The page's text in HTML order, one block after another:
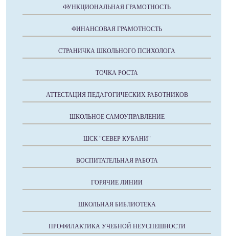
ФУНКЦИОНАЛЬНАЯ ГРАМОТНОСТЬ
ФИНАНСОВАЯ ГРАМОТНОСТЬ
СТРАНИЧКА ШКОЛЬНОГО ПСИХОЛОГА
ТОЧКА РОСТА
АТТЕСТАЦИЯ ПЕДАГОГИЧЕСКИХ РАБОТНИКОВ
ШКОЛЬНОЕ САМОУПРАВЛЕНИЕ
ШСК "СЕВЕР КУБАНИ"
ВОСПИТАТЕЛЬНАЯ РАБОТА
ГОРЯЧИЕ ЛИНИИ
ШКОЛЬНАЯ БИБЛИОТЕКА
ПРОФИЛАКТИКА УЧЕБНОЙ НЕУСПЕШНОСТИ